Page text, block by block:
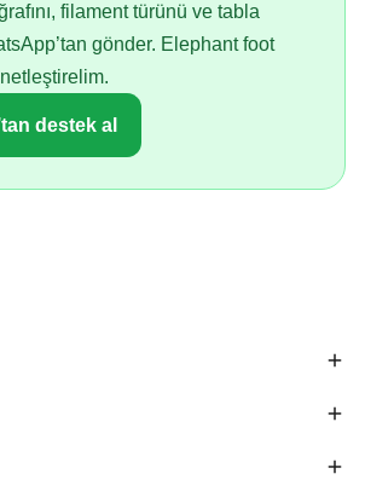
filament türünü ve tabla
gönder. Elephant foot
destek al